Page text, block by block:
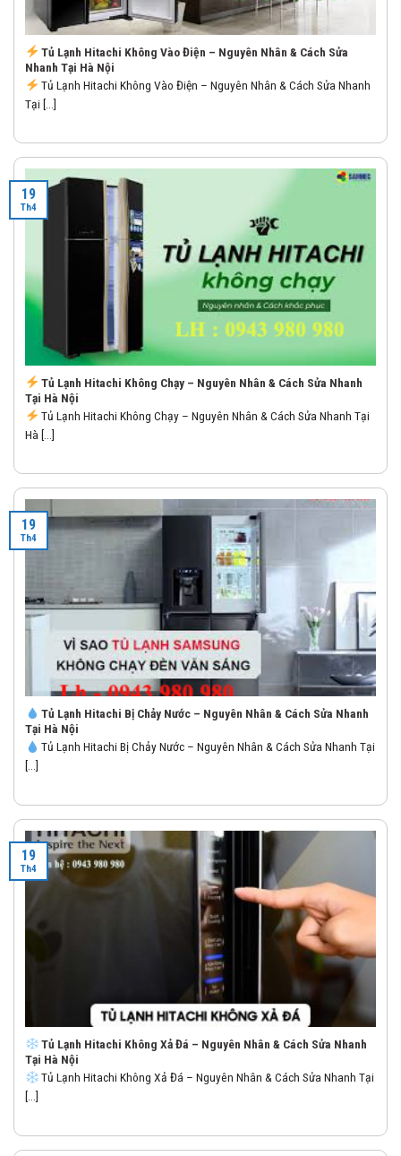
Tủ Lạnh Hitachi Không Vào Điện – Nguyên Nhân & Cách Sửa
Nhanh Tại Hà Nội
Tủ Lạnh Hitachi Không Vào Điện – Nguyên Nhân & Cách Sửa Nhanh
Tại [...]
Tủ Lạnh Hitachi Không Chạy – Nguyên Nhân & Cách Sửa Nhanh
Tại Hà Nội
Tủ Lạnh Hitachi Không Chạy – Nguyên Nhân & Cách Sửa Nhanh Tại
Hà [...]
19
Th4
Tủ Lạnh Hitachi Bị Chảy Nước – Nguyên Nhân & Cách Sửa Nhanh
Tại Hà Nội
Tủ Lạnh Hitachi Bị Chảy Nước – Nguyên Nhân & Cách Sửa Nhanh Tại
[...]
19
Th4
Tủ Lạnh Hitachi Không Xả Đá – Nguyên Nhân & Cách Sửa Nhanh
Tại Hà Nội
Tủ Lạnh Hitachi Không Xả Đá – Nguyên Nhân & Cách Sửa Nhanh Tại
[...]
19
Th4